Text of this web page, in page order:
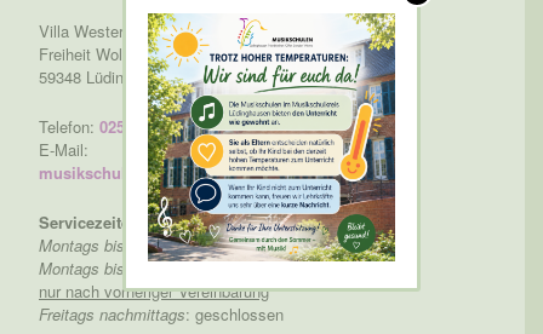
Villa Westerholt
Freiheit Wolfsberg 2
59348 Lüdinghausen
Telefon: 02591 926-451
E-Mail:
musikschule@stadt-luedinghausen.de
Servicezeiten der Musikschulverwaltung
Montags bis freitags: 8:30-12:30 Uhr
Montags bis donnerstags nachmittags:
nur nach vorheriger Vereinbarung
Freitags nachmittags: geschlossen